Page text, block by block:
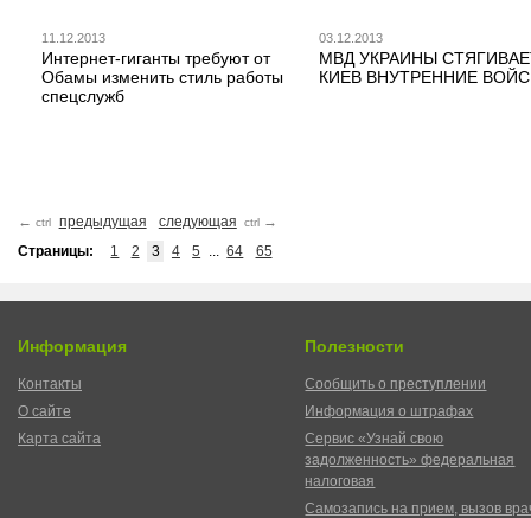
11.12.2013
Интернет-гиганты требуют от
Обамы изменить стиль работы
спецслужб
03.12.2013
МВД УКРАИНЫ
КИЕВ ВНУТРЕННИЕ
← ctrl предыдущая следующая ctrl →
Страницы:
1 2 3 4 5 ... 64 65
Информация
Контакты
О сайте
Карта сайта
Полезности
Сообщить о преступлении
Информация о штрафах
Сервис «Узнай свою
задолженность» федеральная
налоговая
Самозапись на прием, вызов